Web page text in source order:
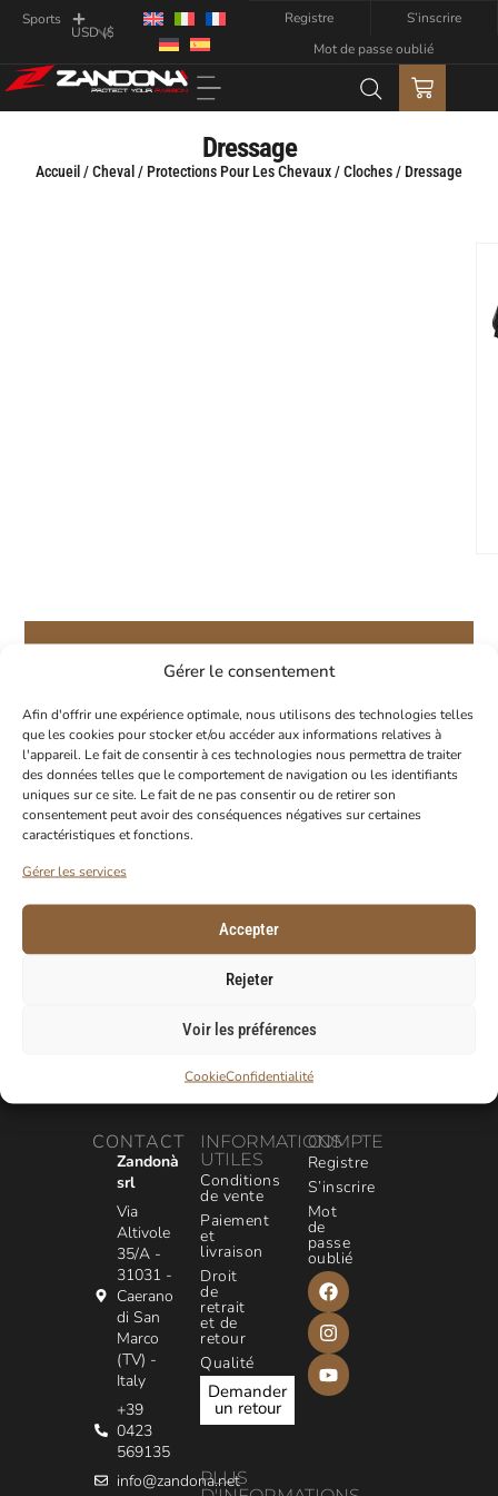
Gérer le consentement
Afin d'offrir une expérience optimale, nous utilisons des technologies telles
que les cookies pour stocker et/ou accéder aux informations relatives à
l'appareil. Le fait de consentir à ces technologies nous permettra de traiter
des données telles que le comportement de navigation ou les identifiants
uniques sur ce site. Le fait de ne pas consentir ou de retirer son
consentement peut avoir des conséquences négatives sur certaines
caractéristiques et fonctions.
Gérer les services
Accepter
Rejeter
Voir les préférences
CookieConfidentialité
Sports Registre
S’inscrire
Mot de passe oublié
Dressage
Accueil /Cheval / Protections Pour Les Chevaux/Cloches/ Dressage
PROFITEZ DE -10% SUR VOTRE
PREMIÈRE COMMANDE
Abonnez-vous à notre newsletter pour
recevoir votre code de réduction.
E-Mail
CONTACT
Zandonà
srl
Via
Altivole
35/A -
31031 -
Caerano
di San
Marco
(TV) -
Italy
+39
0423
569135
info@zandona.net
INFORMATIONS
UTILES
Conditions
de vente
Paiement
et
livraison
Droit
de
retrait
et de
retour
Qualité
Demander
un retour
PLUS
COMPTE
Registre
S’inscrire
Mot
de
passe
oublié